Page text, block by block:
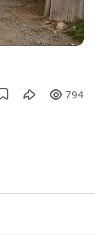
794